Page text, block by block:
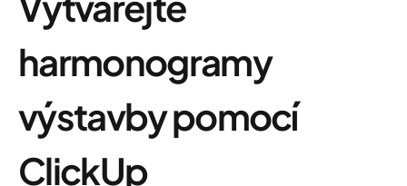
harmonogramy
výstavby pomocí
ClickUp